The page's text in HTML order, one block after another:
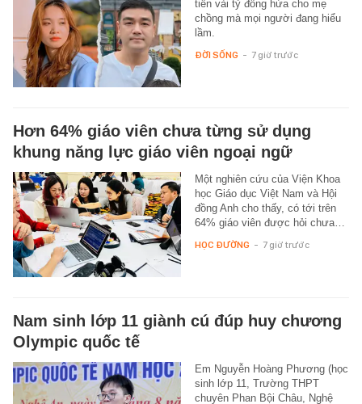
tiền vài tỷ đồng hứa cho mẹ
chồng mà mọi người đang hiểu
lầm.
ĐỜI SỐNG - 7 giờ trước
Hơn 64% giáo viên chưa từng sử dụng
khung năng lực giáo viên ngoại ngữ
Một nghiên cứu của Viện Khoa
học Giáo dục Việt Nam và Hội
đồng Anh cho thấy, có tới trên
64% giáo viên được hỏi chưa…
HỌC ĐƯỜNG - 7 giờ trước
Nam sinh lớp 11 giành cú đúp huy chương
Olympic quốc tế
Em Nguyễn Hoàng Phương (học
sinh lớp 11, Trường THPT
chuyên Phan Bội Châu, Nghệ